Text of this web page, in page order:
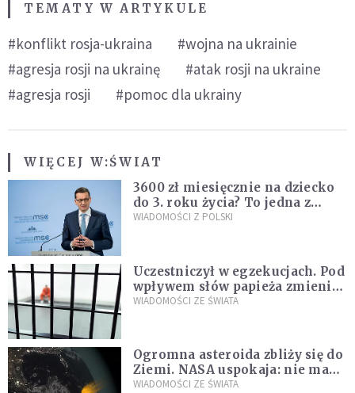
TEMATY W ARTYKULE
#konflikt rosja-ukraina
#wojna na ukrainie
#agresja rosji na ukrainę
#atak rosji na ukraine
#agresja rosji
#pomoc dla ukrainy
WIĘCEJ W:ŚWIAT
3600 zł miesięcznie na dziecko
do 3. roku życia? To jedna z
propozycji programu "Rozwój
WIADOMOŚCI Z POLSKI
Uczestniczył w egzekucjach. Pod
wpływem słów papieża zmienił
zdanie
WIADOMOŚCI ZE ŚWIATA
Ogromna asteroida zbliży się do
Ziemi. NASA uspokaja: nie ma
zagrożenia
WIADOMOŚCI ZE ŚWIATA